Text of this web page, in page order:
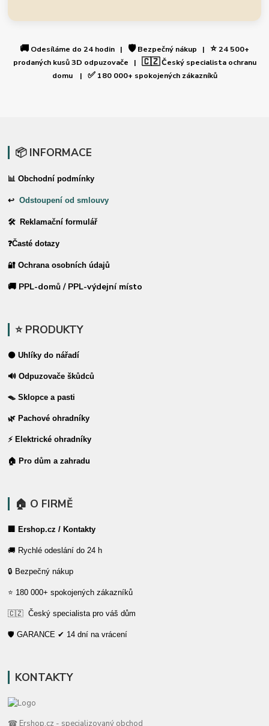
🚚 Odesíláme do 24 hodin | 🛡️Bezpečný nákup | ⭐24 500+
prodaných kusů 3D odpuzovače | 🇨🇿Český specialista ochranu
domu | ✅180 000+ spokojených zákazníků
📦 INFORMACE
📊 Obchodní podmínky
↩Odstoupení od smlouvy
🛠 Reklamační formulář
❓Časté dotazy
🔐 Ochrana osobních údajů
🚚 PPL-domů / PPL-výdejní místo
⭐ PRODUKTY
⚫ Uhlíky do nářadí
🔊 Odpuzovače škůdců
🪤 Sklopce a pasti
🌿 Pachové ohradníky
⚡ Elektrické ohradníky
🏠 Pro dům a zahradu
🏠 O FIRMĚ
🏢 Ershop.cz / Kontakty
🚚 Rychlé odeslání do 24 h
🔒 Bezpečný nákup
⭐ 180 000+ spokojených zákazníků
🇨🇿 Český specialista pro váš dům
🛡️ GARANCE ✔ 14 dní na vrácení
KONTAKTY
☎ Ershop.cz - specializovaný obchod